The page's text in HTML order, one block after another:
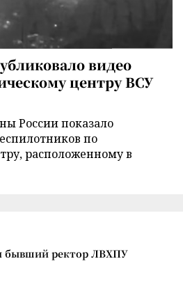
видео
центру ВСУ
России показало
по
расположенному в
бывший ректор ЛВХПУ